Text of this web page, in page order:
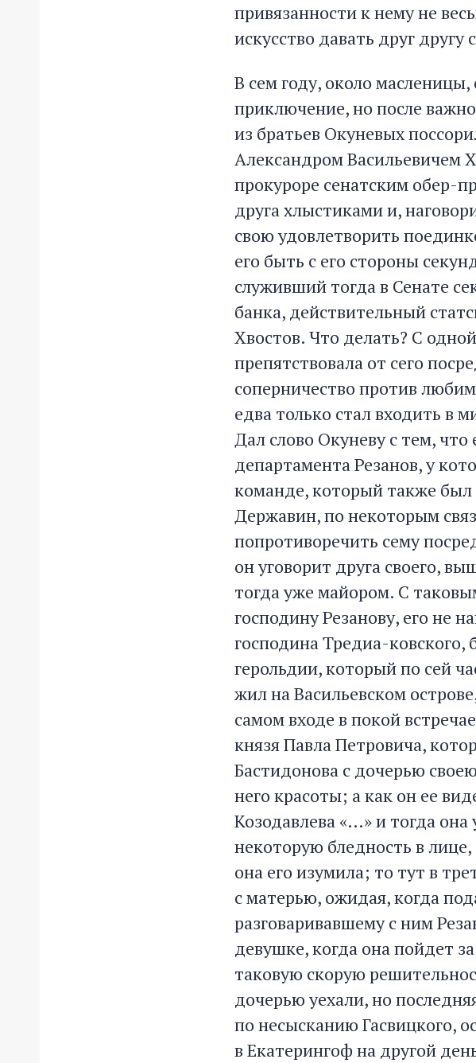
привязанности к нему не
искусство давать друг другу
В сем году, около масленицы,
приключение, но после
из братьев Окуневых
Александром Васильевичем
прокуроре сенатским обер-
друга хлыстиками и,
свою удовлетворить
его быть с его стороны
служивший тогда в Сенате
банка, действительный
Хвостов. Что делать? С
препятствовала от сего
соперничество против
едва только стал входить в
Дал слово Окуневу с тем,
департамента Резанов, у
команде, который также
Державин, по некоторым
попротиворечить сему
он уговорит друга своего,
тогда уже майором. С
господину Резанову, его не
господина Тредиа-ковского,
герольдии, который по сей
жил на Васильевском
самом входе в покой
князя Павла Петровича,
Бастидонова с дочерью
него красоты; а как он ее
Козодавлева «…» и тогда
некоторую бледность в
она его изумила; то тут в
с матерью, ожидая, когда
разговаривавшему с ним
девушке, когда она пойдет
таковую скорую
дочерью уехали, но
по несысканию Гасвицкого,
в Екатерингоф на другой